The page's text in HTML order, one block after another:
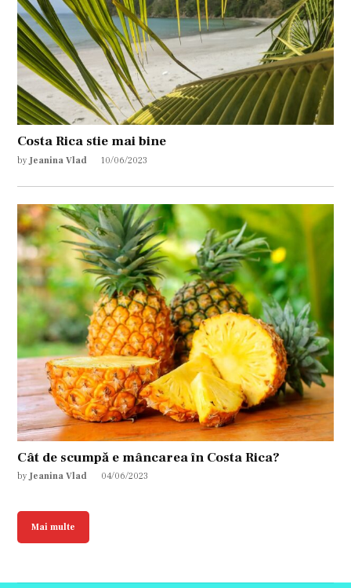
Costa Rica stie mai bine
by Jeanina Vlad 10/06/2023
Cât de scumpă e mâncarea în Costa Rica?
by Jeanina Vlad 04/06/2023
Mai multe